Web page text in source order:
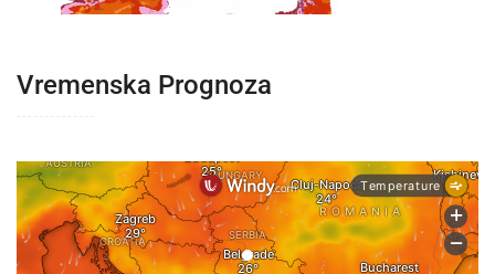
Vremenska Prognoza